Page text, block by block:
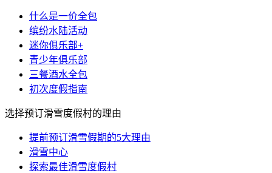
什么是一价全包
缤纷水陆活动
迷你俱乐部+
青少年俱乐部
三餐酒水全包
初次度假指南
选择预订滑雪度假村的理由
提前预订滑雪假期的5大理由
滑雪中心
探索最佳滑雪度假村